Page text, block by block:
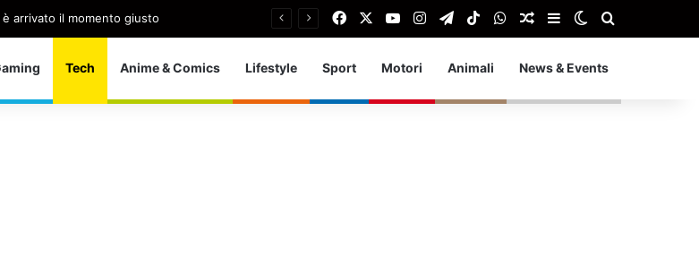
arrivato il momento giusto FacebookYou TubeInstagram
TelegramTikTokWhatsApp
Articolo Random
Barra laterale
Cambia aspetto
Tech Anime & Comics Lifestyle Sport Motori Animali News & Events